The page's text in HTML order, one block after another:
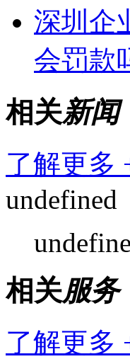
深圳企
会罚款
相关新闻
了解更多
undefined
相关服务
了解更多